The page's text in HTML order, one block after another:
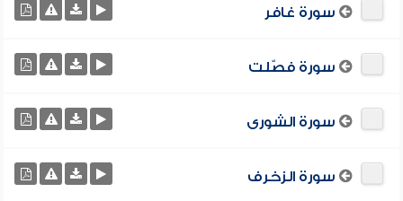
سورة غافر
سورة فصّلت
سورة الشورى
سورة الزخرف